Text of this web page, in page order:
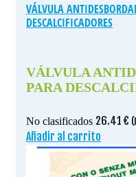
VÁLVULA
DESCALCIFICADORES
VÁLVULA
PARA
No clasificados 26.41 €
Añadir al carrito